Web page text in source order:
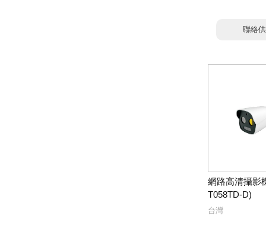
聯絡
網路高清攝影
T058TD-D)
台灣